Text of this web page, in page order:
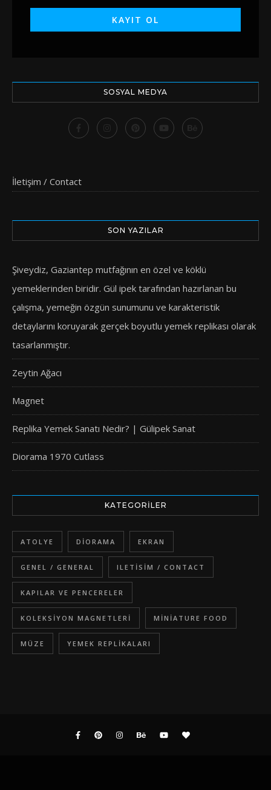
SOSYAL MEDYA
İletişim / Contact
SON YAZILAR
Şiveydiz, Gaziantep mutfağının en özel ve köklü
yemeklerinden biridir. Gül ipek tarafından hazırlanan bu
çalışma, yemeğin özgün sunumunu ve karakteristik
detaylarını koruyarak gerçek boyutlu yemek replikası olarak
tasarlanmıştır.
Zeytin Ağacı
Magnet
Replika Yemek Sanatı Nedir? | Gülipek Sanat
Diorama 1970 Cutlass
KATEGORILER
ATOLYE DIORAMA EKRAN
GENEL / GENERAL ILETISIM / CONTACT
KAPILAR VE PENCERELER
KOLEKSIYON MAGNETLERI MINIATURE FOOD
MÜZE YEMEK REPLIKALARI